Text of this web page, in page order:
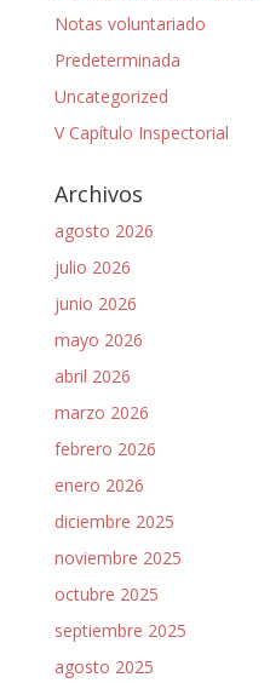
Notas voluntariado
Predeterminada
Uncategorized
V Capítulo Inspectorial
Archivos
agosto 2026
julio 2026
junio 2026
mayo 2026
abril 2026
marzo 2026
febrero 2026
enero 2026
diciembre 2025
noviembre 2025
octubre 2025
septiembre 2025
agosto 2025